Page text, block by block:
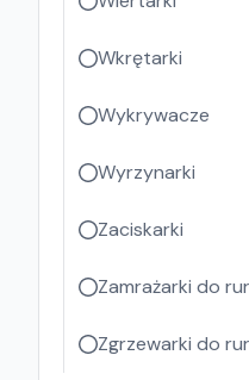
Wkrętarki
Wykrywacze
Wyrzynarki
Zaciskarki
Zamrażarki do rur
Zgrzewarki do rur